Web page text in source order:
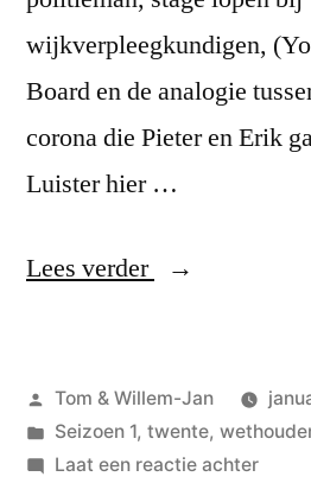
wijkverpleegkundigen,
Board en de analogie
corona die Pieter en Erik
Luister hier …
Lees verder
“#10
Zwanenburg,
wethouder
Geplaatst
door
Tom & Willem-Jan
Geplaatst
in
Seizoen 1, twente,
Laat een reactie achterop